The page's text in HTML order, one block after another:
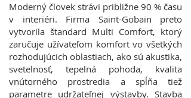
Moderný človek strávi približne 90 % času
v interiéri. Firma Saint-Gobain preto
vytvorila štandard Multi Comfort, ktorý
zaručuje užívateľom komfort vo všetkých
rozhodujúcich oblastiach, ako sú akustika,
svetelnosť, tepelná pohoda, kvalita
vnútorného prostredia a spĺňa tiež
parametre udržateľnej výstavby. Stavba